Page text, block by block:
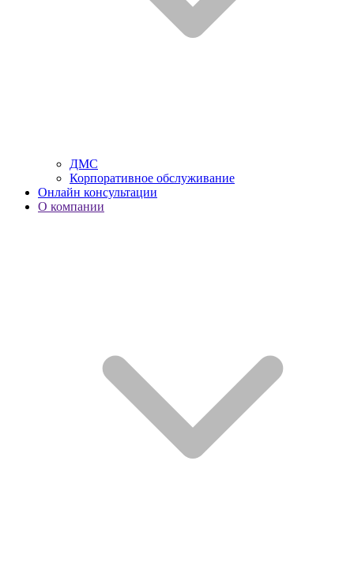
ДМС
Корпоративное обслуживание
Онлайн консультации
О компании